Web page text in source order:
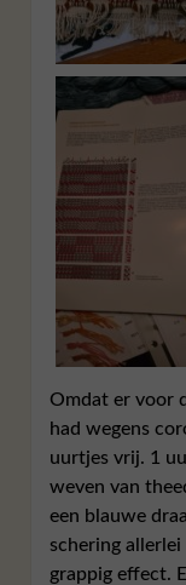
Omdat er voor
had wegens
uurtjes vrij. 1
weven van
een blauwe
schering
grappig effect.